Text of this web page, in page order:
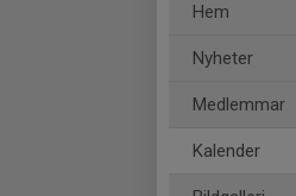
Hem
Nyheter
Medlemmar
Kalender